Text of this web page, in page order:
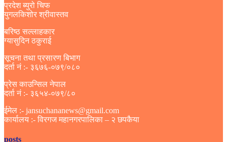
प्रदेश ब्युरो चिफ
युगलकिशोर श्रीवास्तव
बरिष्ठ सल्लाहकार
ग्यासुदिन ठकुराई
सूचना तथा प्रसारण बिभाग
दर्ता नं :- ३६७६-०७९/०८०
प्रेस काउन्सिल नेपाल
दर्ता नं :- ३६५४-०७९/८०
ईमेल :- jansuchananews@gmail.com
कार्यालय :- विरगज महानगरपालिका – २ छपकैया
posts